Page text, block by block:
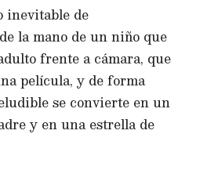
inevitable de
la mano de un niño que
frente a cámara, que
película, y de forma
se convierte en un
y en una estrella de